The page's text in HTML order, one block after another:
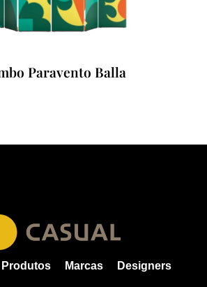
Paravento Balla
Produtos Marcas Designers